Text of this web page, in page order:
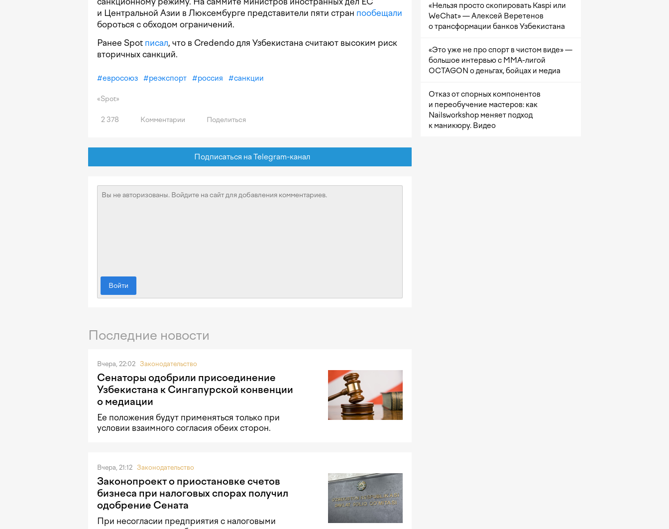
и Центральной Азии в Люксембурге представители пяти стран пообещали
бороться с обходом ограничений.
Ранее Spot писал, что в Credendo для Узбекистана считают высоким риск
вторичных санкций.
#евросоюз #реэкспорт #россия #санкции
«Spot»
2 378 Комментарии Поделиться
Подписаться на Telegram-канал
Войти
Последние новости
Вчера, 22:02 Законодательство
Сенаторы одобрили присоединение
Узбекистана к Сингапурской конвенции
о медиации
Ее положения будут применяться только при
условии взаимного согласия обеих сторон.
Вчера, 21:12 Законодательство
Законопроект о приостановке счетов
бизнеса при налоговых спорах получил
одобрение Сената
При несогласии предприятия с налоговыми
«Нельзя просто скопировать Kaspi или
WeChat» — Алексей Веретенов
о трансформации банков Узбекистана
«Это уже не про спорт в чистом виде» —
большое интервью с ММА-лигой
OCTAGON о деньгах, бойцах и медиа
Отказ от спорных компонентов
и переобучение мастеров: как
Nailsworkshop меняет подход
к маникюру. Видео